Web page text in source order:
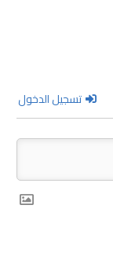
تسجيل الدخول